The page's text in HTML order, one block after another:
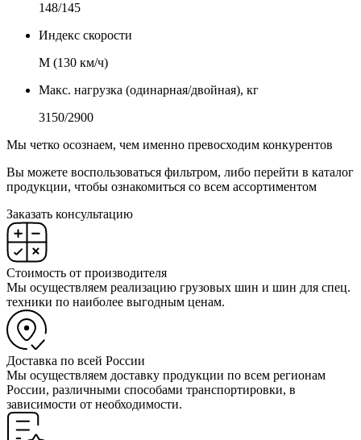
148/145
Индекс скорости
М (130 км/ч)
Макс. нагрузка (одинарная/двойная), кг
3150/2900
Мы четко осознаем, чем именно превосходим конкурентов
Вы можете воспользоваться фильтром, либо перейти в каталог
продукции, чтобы ознакомиться со всем ассортиментом
Заказать консультацию
Стоимость от производителя
Мы осуществляем реализацию грузовых шин и шин для спец.
техники по наиболее выгодным ценам.
Доставка по всей России
Мы осуществляем доставку продукции по всем регионам
России, различными способами транспортировки, в
зависимости от необходимости.